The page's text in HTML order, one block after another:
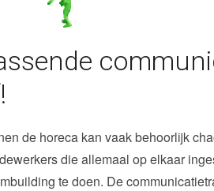
de horeca kan vaak behoorlijk
die allemaal op elkaar
te doen. De